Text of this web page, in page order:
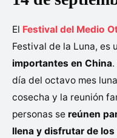
El Festival del Medio
Festival de la Luna, es
importantes en China
día del octavo mes
cosecha y la reunión
personas se reúnen
llena y disfrutar de